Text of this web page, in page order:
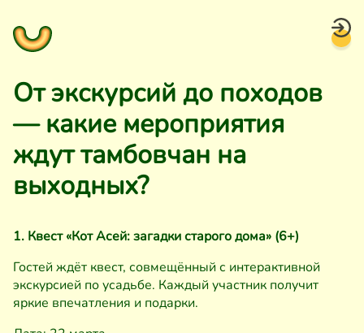
От экскурсий до походов
— какие мероприятия
ждут тамбовчан на
выходных?
1. Квест «Кот Асей: загадки старого дома» (6+)
Гостей ждёт квест, совмещённый с интерактивной
экскурсией по усадьбе. Каждый участник получит
яркие впечатления и подарки.